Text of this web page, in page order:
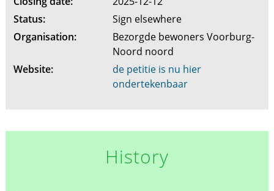
Status:
Sign elsewhere
Organisation:
Bezorgde bewoners Voorburg-
Noord noord
Website:
de petitie is nu hier
ondertekenbaar
History